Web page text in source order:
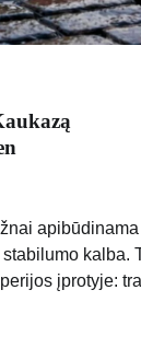
apibūdinama
kalba.
įprotyje: